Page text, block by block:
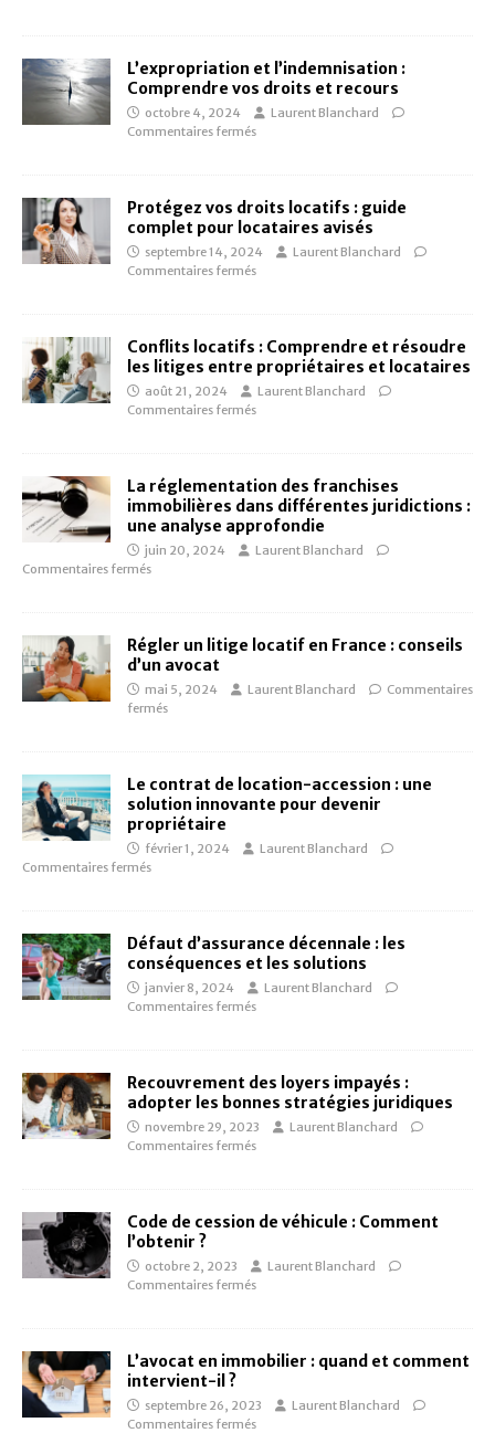
L’expropriation et l’indemnisation :
Comprendre vos droits et recours
octobre 4, 2024
Laurent Blanchard
Commentaires fermés
Protégez vos droits locatifs : guide
complet pour locataires avisés
septembre 14, 2024
Laurent Blanchard
Commentaires fermés
Conflits locatifs : Comprendre et résoudre
les litiges entre propriétaires et locataires
août 21, 2024
Laurent Blanchard
Commentaires fermés
La réglementation des franchises
immobilières dans différentes juridictions :
une analyse approfondie
juin 20, 2024
Laurent Blanchard
Commentaires fermés
Régler un litige locatif en France : conseils
d’un avocat
mai 5, 2024 Laurent Blanchard
Commentaires
fermés
Le contrat de location-accession : une
solution innovante pour devenir
propriétaire
février 1, 2024
Laurent Blanchard
Commentaires fermés
Défaut d’assurance décennale : les
conséquences et les solutions
janvier 8, 2024
Laurent Blanchard
Commentaires fermés
Recouvrement des loyers impayés :
adopter les bonnes stratégies juridiques
novembre 29, 2023
Laurent Blanchard
Commentaires fermés
Code de cession de véhicule : Comment
l’obtenir ?
octobre 2, 2023
Laurent Blanchard
Commentaires fermés
L’avocat en immobilier : quand et comment
intervient-il ?
septembre 26, 2023
Laurent Blanchard
Commentaires fermés